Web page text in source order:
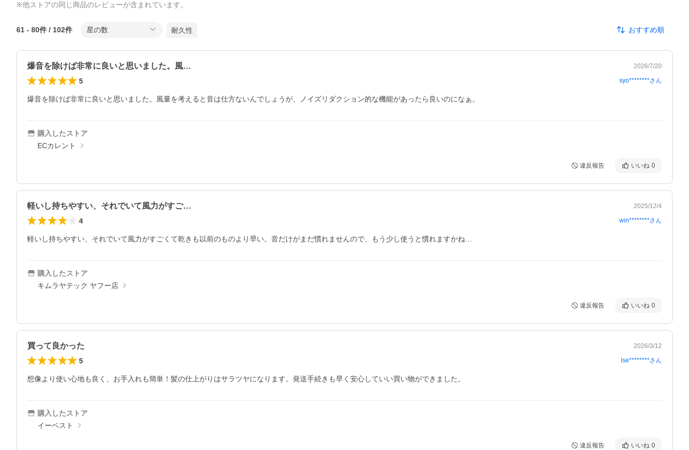
※他ストアの同じ商品のレビューが含まれています。
61 - 80件 / 102件 星の数 耐久性 おすすめ順
爆音を除けば非常に良いと思いました。風… 2026/7/20
5 syo********さん
爆音を除けば非常に良いと思いました。風量を考えると音は仕方ないんでしょうが、ノイズリダクション的な機能があったら良いのになぁ。
購入したストア
ECカレント
違反報告 いいね 0
軽いし持ちやすい、それでいて風力がすご… 2025/12/4
4 win********さん
軽いし持ちやすい、それでいて風力がすごくて乾きも以前のものより早い。音だけがまだ慣れませんので、もう少し使うと慣れますかね…
購入したストア
キムラヤテック ヤフー店
違反報告 いいね 0
買って良かった 2026/3/12
5 lse********さん
想像より使い心地も良く、お手入れも簡単！髪の仕上がりはサラツヤになります。発送手続きも早く安心していい買い物ができました。
購入したストア
イーベスト
違反報告 いいね 0